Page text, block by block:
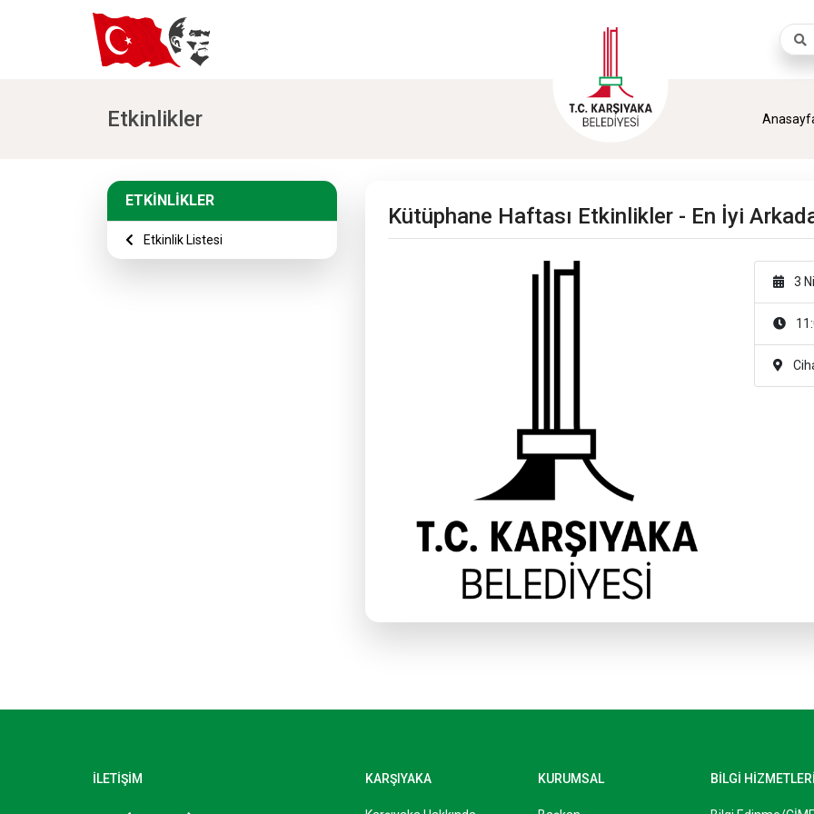
Etkinlikler
ETKİNLİKLER
Etkinlik Listesi
Kütüphane Haftası Etkinlikler - En İyi
3
İLETİŞİM KARŞIYAKA KURUMSAL BİLGİ